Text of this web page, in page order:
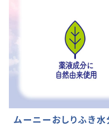
ムーニーおしりふき